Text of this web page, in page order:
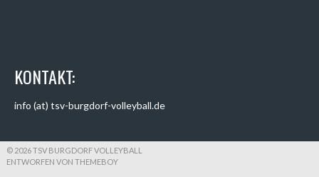
KONTAKT:
info (at) tsv-burgdorf-volleyball.de
© 2026 TSV BURGDORF VOLLEYBALL
ENTWORFEN VON THEMEBOY